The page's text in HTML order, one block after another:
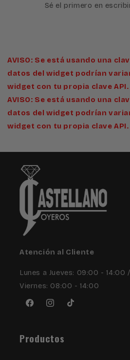
Sé el primero en
AVISO: Se está usando una
datos del widget podrían
widget con tu propia clave API.
AVISO: Se está usando una
datos del widget podrían
widget con tu propia clave API.
Atención al Cliente
Lunes a Jueves: 09:00 - 14:00
Viernes: 08:00 - 14:00
FacebookInstagram
TikTok
Productos